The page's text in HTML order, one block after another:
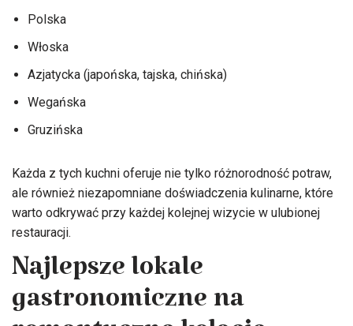
Polska
Włoska
Azjatycka (japońska, tajska, chińska)
Wegańska
Gruzińska
Każda z tych kuchni oferuje nie tylko różnorodność potraw,
ale również niezapomniane doświadczenia kulinarne, które
warto odkrywać przy każdej kolejnej wizycie w ulubionej
restauracji.
Najlepsze lokale
gastronomiczne na